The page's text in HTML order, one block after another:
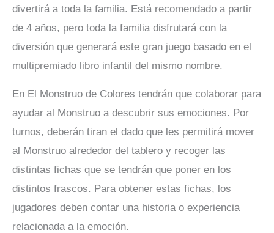
divertirá a toda la familia. Está recomendado a partir
de 4 años, pero toda la familia disfrutará con la
diversión que generará este gran juego basado en el
multipremiado libro infantil del mismo nombre.
En El Monstruo de Colores tendrán que colaborar para
ayudar al Monstruo a descubrir sus emociones. Por
turnos, deberán tiran el dado que les permitirá mover
al Monstruo alrededor del tablero y recoger las
distintas fichas que se tendrán que poner en los
distintos frascos. Para obtener estas fichas, los
jugadores deben contar una historia o experiencia
relacionada a la emoción.